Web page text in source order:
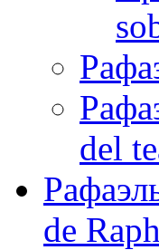
del
de